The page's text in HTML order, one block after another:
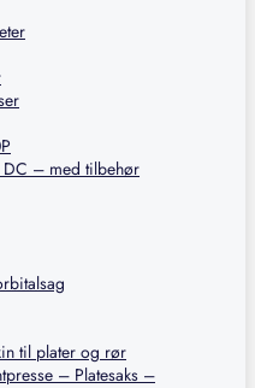
DC – med tilbehør
til plater og rør
– Platesaks –